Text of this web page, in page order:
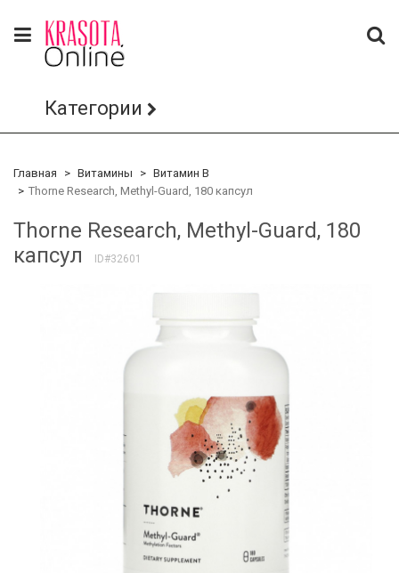
Категории
Главная Витамины
Витамин B
Thorne Research, Methyl-Guard, 180 капсул
Thorne Research, Methyl-Guard, 180
капсул
ID#32601